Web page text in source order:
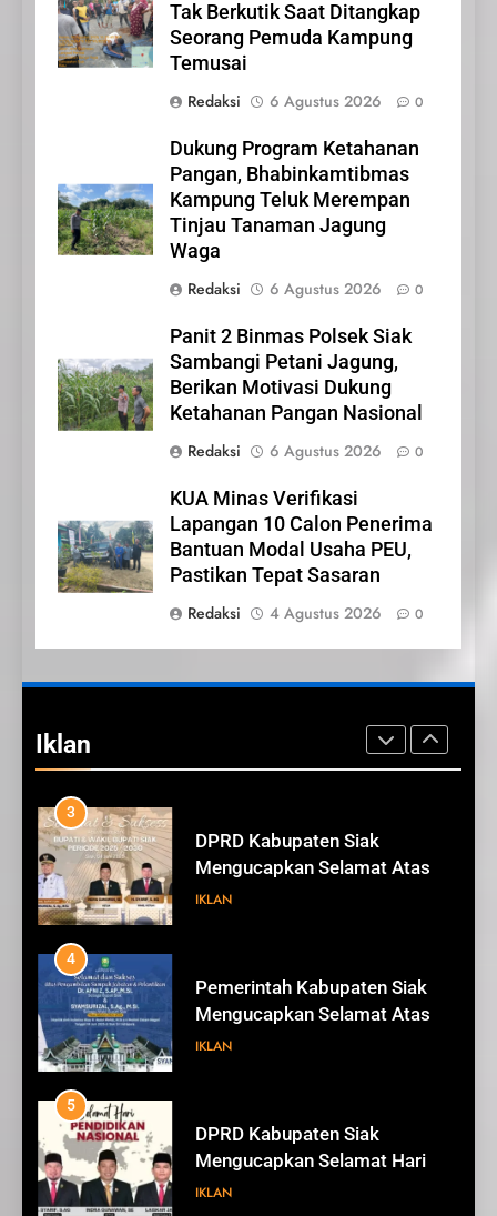
Tak Berkutik Saat Ditangkap
Seorang Pemuda Kampung
Temusai
Redaksi
6 Agustus 2026 0
Dukung Program Ketahanan
Pangan, Bhabinkamtibmas
Kampung Teluk Merempan
Tinjau Tanaman Jagung
Waga
Redaksi
6 Agustus 2026 0
Panit 2 Binmas Polsek Siak
Sambangi Petani Jagung,
Berikan Motivasi Dukung
Ketahanan Pangan Nasional
Redaksi
6 Agustus 2026 0
KUA Minas Verifikasi
Lapangan 10 Calon Penerima
Bantuan Modal Usaha PEU,
Pastikan Tepat Sasaran
Redaksi
4 Agustus 2026 0
Iklan
IKLAN
Iklan Pemerintah Kabupaten
IKLAN
22
NORMAN SILITONGA CALEG
DPRD PROVINSI DKI JAKARTA
23
NURGARAHA HARPAL
NOVTEN, SH CALON ANGGOTA
DPRD PROVINSI DKI JAKARTA
IKLAN
1
Pimpinan Beserta Anggota
DPRD Kabupaten Siak
Jadi Kabupaten Siak Ke- 26
IKLAN
Pemerintah Kabupaten Siak
Mengucapkan Tahniah Hari
Jadi ke-26 Kabupaten Siak
3
DPRD Kabupaten Siak
Mengucapkan Selamat Atas
Pengambilan Sumpah Jabatan
IKLAN
4
Pemerintah Kabupaten Siak
Mengucapkan Selamat Atas
Pengambilan Sumpah Jabatan
IKLAN
5
DPRD Kabupaten Siak
Mengucapkan Selamat Hari
Pendidikan Nasional
IKLAN